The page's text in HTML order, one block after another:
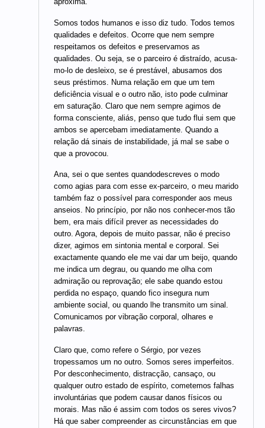
Somos todos humanos e isso diz tudo. Todos temos
qualidades e defeitos. Ocorre que nem sempre
respeitamos os defeitos e preservamos as
qualidades. Ou seja, se o parceiro é distraído, acusa-
mo-lo de desleixo, se é prestável, abusamos dos
seus préstimos. Numa relação em que um tem
deficiência visual e o outro não, isto pode culminar
em saturação. Claro que nem sempre agimos de
forma consciente, aliás, penso que tudo flui sem que
ambos se apercebam imediatamente. Quando a
relação dá sinais de instabilidade, já mal se sabe o
que a provocou.
Ana, sei o que sentes quandodescreves o modo
como agias para com esse ex-parceiro, o meu marido
também faz o possível para corresponder aos meus
anseios. No princípio, por não nos conhecer-mos tão
bem, era mais difícil prever as necessidades do
outro. Agora, depois de muito passar, não é preciso
dizer, agimos em sintonia mental e corporal. Sei
exactamente quando ele me vai dar um beijo, quando
me indica um degrau, ou quando me olha com
admiração ou reprovação; ele sabe quando estou
perdida no espaço, quando fico insegura num
ambiente social, ou quando lhe transmito um sinal.
Comunicamos por vibração corporal, olhares e
palavras.
Claro que, como refere o Sérgio, por vezes
tropessamos um no outro. Somos seres imperfeitos.
Por desconhecimento, distracção, cansaço, ou
qualquer outro estado de espírito, cometemos falhas
involuntárias que podem causar danos físicos ou
morais. Mas não é assim com todos os seres vivos?
Há que saber compreender as circunstâncias em que